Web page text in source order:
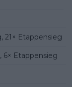
21× Etappensieg
6× Etappensieg